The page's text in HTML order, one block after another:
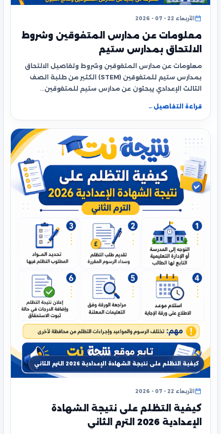
الأربعاء 22 - 07 - 2026
معلومات عن مدارس المتفوقين وشروط
الالتحاق بمدارس ستيم
معلومات عن مدارس المتفوقين وشروط وتفاصيل الالتحاق
بمدارس ستيم للمتفوقين (STEM) الكثير من طلبة الصف
الثالث الإعدادي يبحثون عن مدارس ستيم للمتفوقين…
قراءة التفاصيل ←
كيفية التظلم على نتيجة الشهادة الإعدادية 2026 الترم الثاني
الأربعاء 22 - 07 - 2026
كيفية التظلم على نتيجة الشهادة
الإعدادية 2026 الترم الثاني